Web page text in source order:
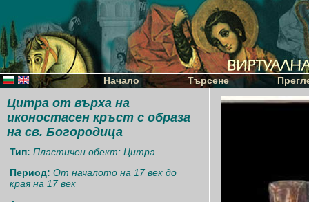
Начало Търсене
Цитра от върха на
иконостасен кръст с образа
на св. Богородица
Тип: Пластичен обект: Цитра
Период: От началото на 17 век до
края на 17 век